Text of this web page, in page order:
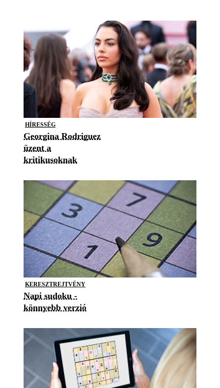
HÍRESSÉG
Georgina Rodriguez
üzent a
kritikusoknak
KERESZTREJTVÉNY
Napi sudoku -
könnyebb verzió